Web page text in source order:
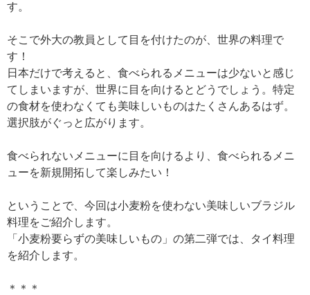
す。
そこで外大の教員として目を付けたのが、世界の料理で
す！
日本だけで考えると、食べられるメニューは少ないと感じ
てしまいますが、世界に目を向けるとどうでしょう。特定
の食材を使わなくても美味しいものはたくさんあるはず。
選択肢がぐっと広がります。
食べられないメニューに目を向けるより、食べられるメニ
ューを新規開拓して楽しみたい！
ということで、今回は小麦粉を使わない美味しいブラジル
料理をご紹介します。
「小麦粉要らずの美味しいもの」の第二弾では、タイ料理
を紹介します。
＊＊＊